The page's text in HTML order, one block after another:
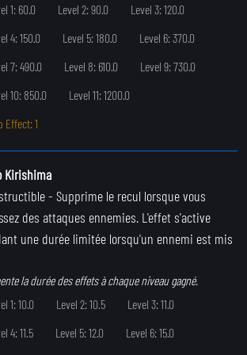
1: 60.0
Level 2: 90.0
Level 3: 120.0
4: 150.0
Level 5: 180.0
Level 6: 370.0
7: 490.0
Level 8: 610.0
Level 9: 730.0
10: 850.0
Level 11: 1200.0
Effect: 1
Kirishima
- Supprime le recul lorsque vous
des attaques ennemies. L'effet s'active
une durée limitée lorsqu'un ennemi est mis
la durée des effets à chaque niveau gagné.
1: 10.0
Level 2: 10.5
Level 3: 11.0
4: 11.5
Level 5: 12.0
Level 6: 15.0